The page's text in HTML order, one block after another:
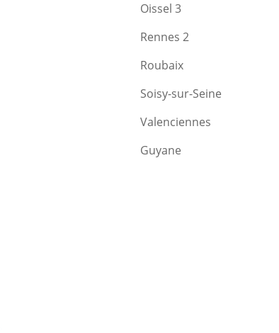
Oissel 3
Rennes 2
Roubaix
Soisy-sur-Seine
Valenciennes
Guyane